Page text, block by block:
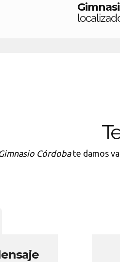
Córdobate damos